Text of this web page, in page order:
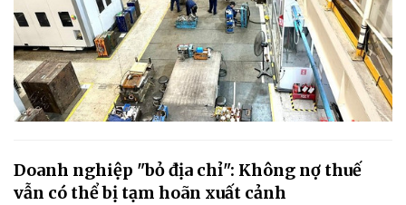
Doanh nghiệp "bỏ địa chỉ": Không nợ thuế
vẫn có thể bị tạm hoãn xuất cảnh